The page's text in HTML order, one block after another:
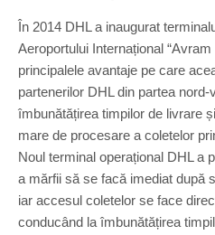
În 2014 DHL a inaugurat
Aeroportului Internațional
principalele avantaje pe care
partenerilor DHL din partea
îmbunătățirea timpilor de livrare
mare de procesare a coletelor
Noul terminal operațional DHL a
a mărfii să se facă imediat după
iar accesul coletelor se face
conducând la îmbunătățirea